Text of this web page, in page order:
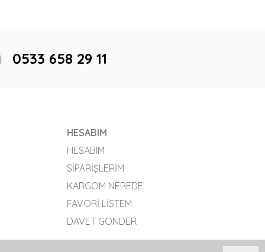
0533 658 29 11
HESABIM
HESABIM
SIPARIŞLERIM
KARGOM NEREDE
FAVORI LISTEM
DAVET GÖNDER